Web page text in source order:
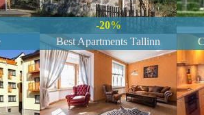
05.08.2026 08.04
Hotell
04.08.2026 19.17
Villa
04.08.2026 17.50
-20%
Best Apartments Tallinn